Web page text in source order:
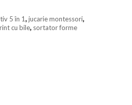
5 în 1,jucarie montessori,
cu bile, sortator forme